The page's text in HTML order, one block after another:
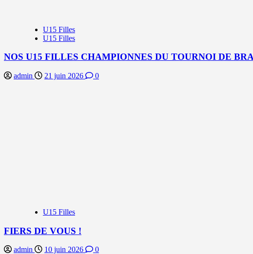
U15 Filles
U15 Filles
NOS U15 FILLES CHAMPIONNES DU TOURNOI DE
admin 21 juin 2026 0
U15 Filles
FIERS DE VOUS !
admin 10 juin 2026 0